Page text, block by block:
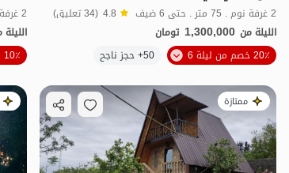
2 غرفة نوم . 75 متر . حتى 6 ضيف 4.8 (34 تعليق)
الليلة من 1,300,000 تومان
20٪ خصم من ليلة 6
50+ حجز ناجح
2 غرفة نوم . 60 متر . حتى 6 ضيف
10٪ خصم من ليلة 3
ممتازة